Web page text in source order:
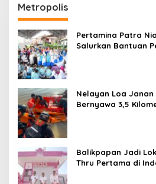
Metropolis
Pertamina Patra
Salurkan Bantuan
Nelayan Loa Janan
Bernyawa 3,5
Balikpapan Jadi
Thru Pertama di